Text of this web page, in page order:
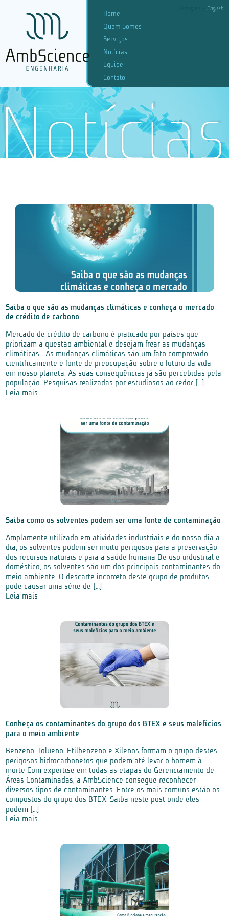
English
Home
Quem Somos
Serviços
Notícias
Equipe
Contato
Saiba o que são as mudanças climáticas e conheça o mercado
de crédito de carbono
Mercado de crédito de carbono é praticado por países que
priorizam a questão ambiental e desejam frear as mudanças
climáticas As mudanças climáticas são um fato comprovado
cientificamente e fonte de preocupação sobre o futuro da vida
em nosso planeta. As suas consequências já são percebidas pela
população. Pesquisas realizadas por estudiosos ao redor […]
Leia mais
Saiba como os solventes podem ser uma fonte de contaminação
Amplamente utilizado em atividades industriais e do nosso dia a
dia, os solventes podem ser muito perigosos para a preservação
dos recursos naturais e para a saúde humana De uso industrial e
doméstico, os solventes são um dos principais contaminantes do
meio ambiente. O descarte incorreto deste grupo de produtos
pode causar uma série de […]
Leia mais
Conheça os contaminantes do grupo dos BTEX e seus malefícios
para o meio ambiente
Benzeno, Tolueno, Etilbenzeno e Xilenos formam o grupo destes
perigosos hidrocarbonetos que podem até levar o homem à
morte Com expertise em todas as etapas do Gerenciamento de
Áreas Contaminadas, a AmbScience consegue reconhecer
diversos tipos de contaminantes. Entre os mais comuns estão os
compostos do grupo dos BTEX. Saiba neste post onde eles
podem […]
Leia mais